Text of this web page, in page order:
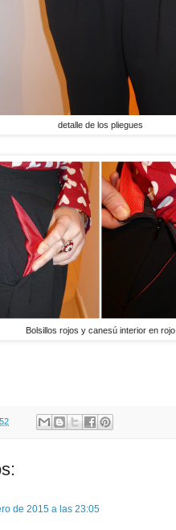
detalle de los pliegues
Bolsillos rojos y canesú interior en rojo
de 2015 a las 23:05